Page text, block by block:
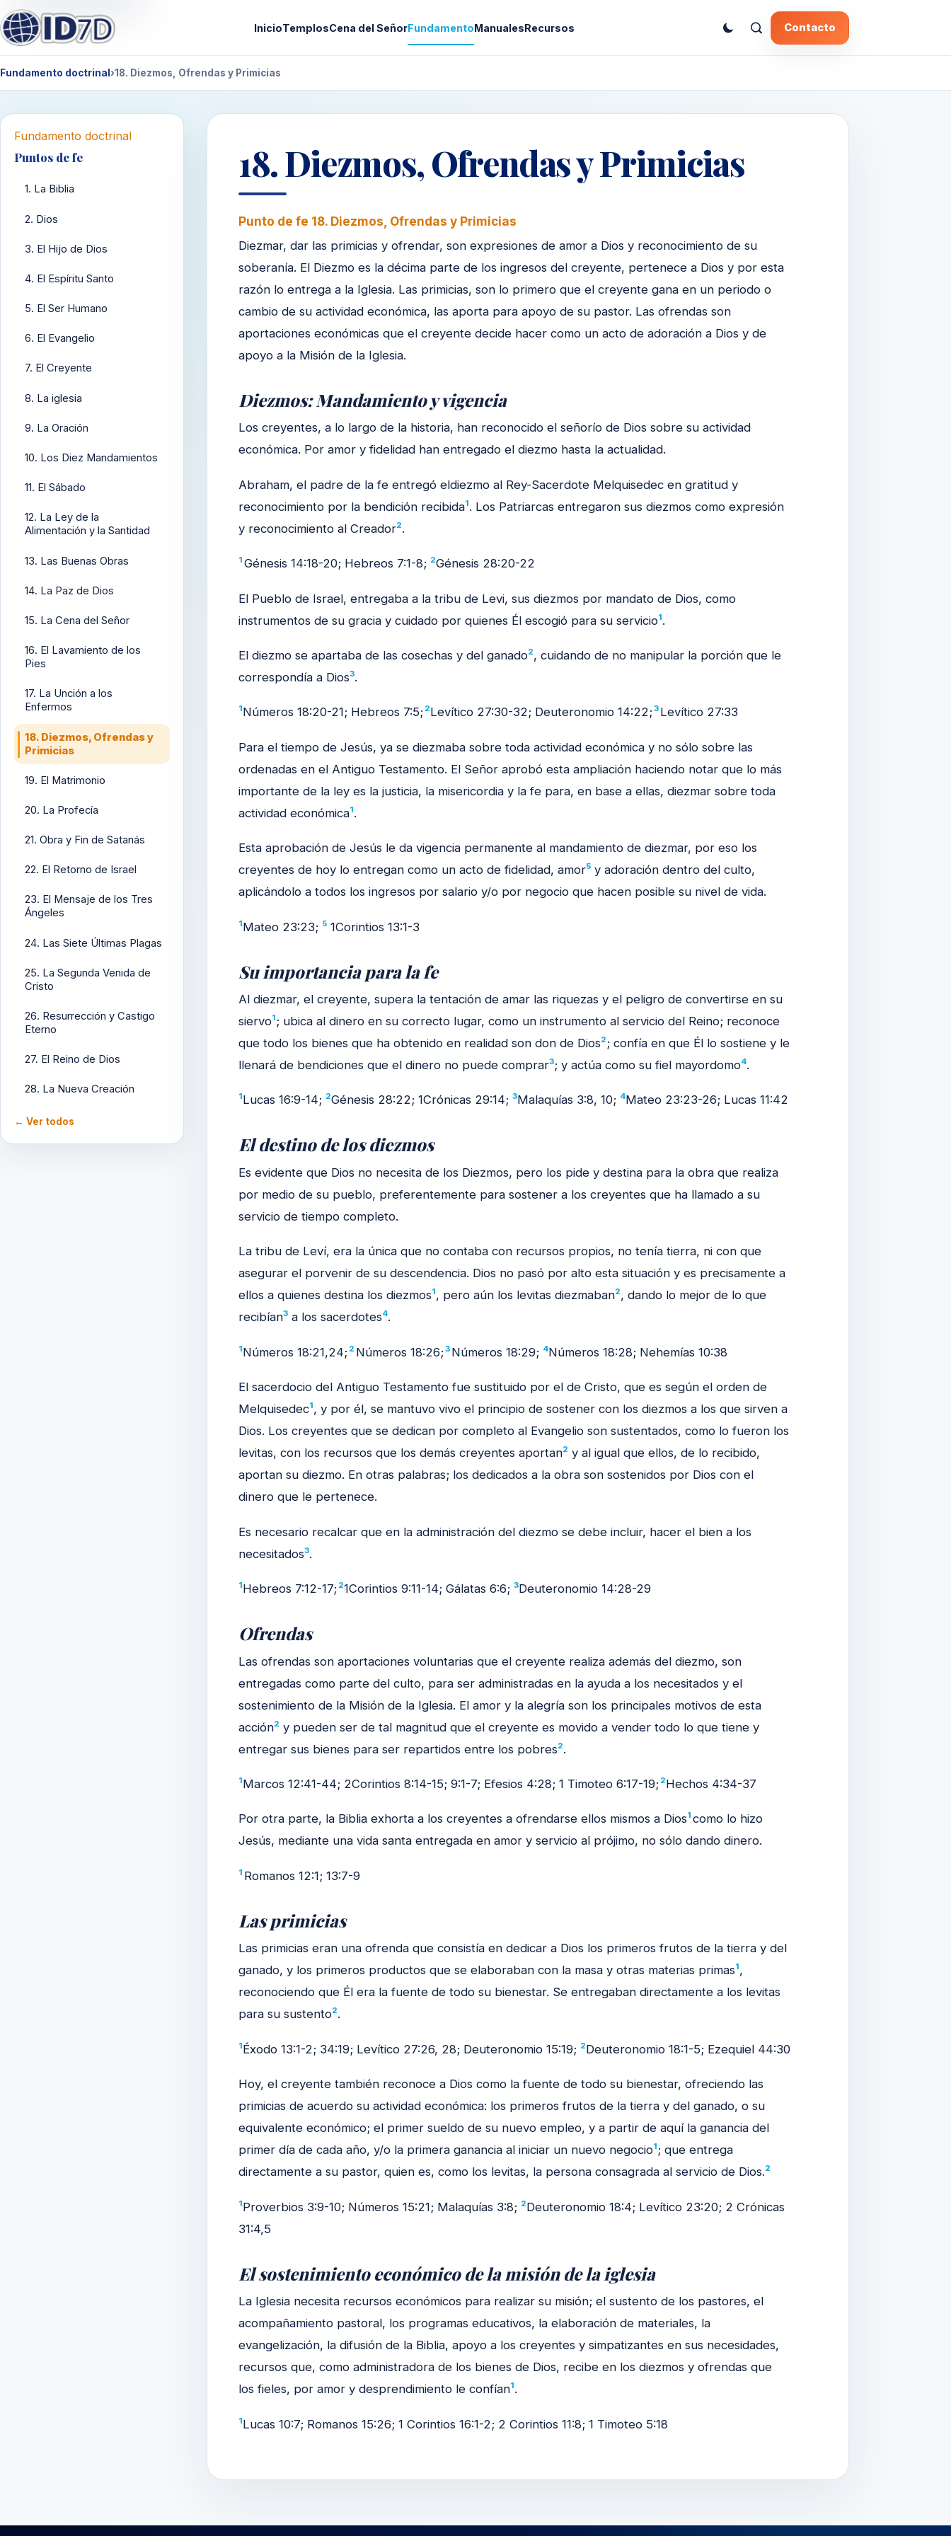
InicioTemplosCena del SeñorFundamentoManualesRecursos Contacto
Fundamento doctrinal›18. Diezmos, Ofrendas y Primicias
Fundamento doctrinal
Puntos de fe
1. La Biblia
2. Dios
3. El Hijo de Dios
4. El Espíritu Santo
5. El Ser Humano
6. El Evangelio
7. El Creyente
8. La iglesia
9. La Oración
10. Los Diez Mandamientos
11. El Sábado
12. La Ley de la
Alimentación y la Santidad
13. Las Buenas Obras
14. La Paz de Dios
15. La Cena del Señor
16. El Lavamiento de los
Pies
17. La Unción a los
Enfermos
18. Diezmos, Ofrendas y
Primicias
19. El Matrimonio
20. La Profecía
21. Obra y Fin de Satanás
22. El Retorno de Israel
23. El Mensaje de los Tres
Ángeles
24. Las Siete Últimas Plagas
25. La Segunda Venida de
Cristo
26. Resurrección y Castigo
Eterno
27. El Reino de Dios
28. La Nueva Creación
← Ver todos
18. Diezmos, Ofrendas y Primicias
Punto de fe 18. Diezmos, Ofrendas y Primicias
Diezmar, dar las primicias y ofrendar, son expresiones de amor a Dios y reconocimiento de su
soberanía. El Diezmo es la décima parte de los ingresos del creyente, pertenece a Dios y por esta
razón lo entrega a la Iglesia. Las primicias, son lo primero que el creyente gana en un periodo o
cambio de su actividad económica, las aporta para apoyo de su pastor. Las ofrendas son
aportaciones económicas que el creyente decide hacer como un acto de adoración a Dios y de
apoyo a la Misión de la Iglesia.
Diezmos: Mandamiento y vigencia
Los creyentes, a lo largo de la historia, han reconocido el señorío de Dios sobre su actividad
económica. Por amor y fidelidad han entregado el diezmo hasta la actualidad.
Abraham, el padre de la fe entregó eldiezmo al Rey-Sacerdote Melquisedec en gratitud y
reconocimiento por la bendición recibida1. Los Patriarcas entregaron sus diezmos como expresión
y reconocimiento al Creador2.
1 Génesis 14:18-20; Hebreos 7:1-8; 2Génesis 28:20-22
El Pueblo de Israel, entregaba a la tribu de Levi, sus diezmos por mandato de Dios, como
instrumentos de su gracia y cuidado por quienes Él escogió para su servicio1.
El diezmo se apartaba de las cosechas y del ganado2, cuidando de no manipular la porción que le
correspondía a Dios3.
1Números 18:20-21; Hebreos 7:5; 2Levítico 27:30-32; Deuteronomio 14:22; 3 Levítico 27:33
Para el tiempo de Jesús, ya se diezmaba sobre toda actividad económica y no sólo sobre las
ordenadas en el Antiguo Testamento. El Señor aprobó esta ampliación haciendo notar que lo más
importante de la ley es la justicia, la misericordia y la fe para, en base a ellas, diezmar sobre toda
actividad económica1.
Esta aprobación de Jesús le da vigencia permanente al mandamiento de diezmar, por eso los
creyentes de hoy lo entregan como un acto de fidelidad, amor5 y adoración dentro del culto,
aplicándolo a todos los ingresos por salario y/o por negocio que hacen posible su nivel de vida.
1Mateo 23:23; 5 1Corintios 13:1-3
Su importancia para la fe
Al diezmar, el creyente, supera la tentación de amar las riquezas y el peligro de convertirse en su
siervo1 ; ubica al dinero en su correcto lugar, como un instrumento al servicio del Reino; reconoce
que todo los bienes que ha obtenido en realidad son don de Dios2 ; confía en que Él lo sostiene y le
llenará de bendiciones que el dinero no puede comprar3; y actúa como su fiel mayordomo4.
1Lucas 16:9-14; 2Génesis 28:22; 1Crónicas 29:14; 3Malaquías 3:8, 10; 4Mateo 23:23-26; Lucas 11:42
El destino de los diezmos
Es evidente que Dios no necesita de los Diezmos, pero los pide y destina para la obra que realiza
por medio de su pueblo, preferentemente para sostener a los creyentes que ha llamado a su
servicio de tiempo completo.
La tribu de Leví, era la única que no contaba con recursos propios, no tenía tierra, ni con que
asegurar el porvenir de su descendencia. Dios no pasó por alto esta situación y es precisamente a
ellos a quienes destina los diezmos1, pero aún los levitas diezmaban2, dando lo mejor de lo que
recibían3 a los sacerdotes4.
1Números 18:21,24; 2 Números 18:26; 3 Números 18:29; 4Números 18:28; Nehemías 10:38
El sacerdocio del Antiguo Testamento fue sustituido por el de Cristo, que es según el orden de
Melquisedec1, y por él, se mantuvo vivo el principio de sostener con los diezmos a los que sirven a
Dios. Los creyentes que se dedican por completo al Evangelio son sustentados, como lo fueron los
levitas, con los recursos que los demás creyentes aportan2 y al igual que ellos, de lo recibido,
aportan su diezmo. En otras palabras; los dedicados a la obra son sostenidos por Dios con el
dinero que le pertenece.
Es necesario recalcar que en la administración del diezmo se debe incluir, hacer el bien a los
necesitados3.
1Hebreos 7:12-17; 21Corintios 9:11-14; Gálatas 6:6; 3Deuteronomio 14:28-29
Ofrendas
Las ofrendas son aportaciones voluntarias que el creyente realiza además del diezmo, son
entregadas como parte del culto, para ser administradas en la ayuda a los necesitados y el
sostenimiento de la Misión de la Iglesia. El amor y la alegría son los principales motivos de esta
acción2 y pueden ser de tal magnitud que el creyente es movido a vender todo lo que tiene y
entregar sus bienes para ser repartidos entre los pobres2.
1Marcos 12:41-44; 2Corintios 8:14-15; 9:1-7; Efesios 4:28; 1 Timoteo 6:17-19; 2Hechos 4:34-37
Por otra parte, la Biblia exhorta a los creyentes a ofrendarse ellos mismos a Dios1 como lo hizo
Jesús, mediante una vida santa entregada en amor y servicio al prójimo, no sólo dando dinero.
1 Romanos 12:1; 13:7-9
Las primicias
Las primicias eran una ofrenda que consistía en dedicar a Dios los primeros frutos de la tierra y del
ganado, y los primeros productos que se elaboraban con la masa y otras materias primas1,
reconociendo que Él era la fuente de todo su bienestar. Se entregaban directamente a los levitas
para su sustento2.
1Éxodo 13:1-2; 34:19; Levítico 27:26, 28; Deuteronomio 15:19; 2Deuteronomio 18:1-5; Ezequiel 44:30
Hoy, el creyente también reconoce a Dios como la fuente de todo su bienestar, ofreciendo las
primicias de acuerdo su actividad económica: los primeros frutos de la tierra y del ganado, o su
equivalente económico; el primer sueldo de su nuevo empleo, y a partir de aquí la ganancia del
primer día de cada año, y/o la primera ganancia al iniciar un nuevo negocio1 ; que entrega
directamente a su pastor, quien es, como los levitas, la persona consagrada al servicio de Dios.2
1Proverbios 3:9-10; Números 15:21; Malaquías 3:8; 2Deuteronomio 18:4; Levítico 23:20; 2 Crónicas
31:4,5
El sostenimiento económico de la misión de la iglesia
La Iglesia necesita recursos económicos para realizar su misión; el sustento de los pastores, el
acompañamiento pastoral, los programas educativos, la elaboración de materiales, la
evangelización, la difusión de la Biblia, apoyo a los creyentes y simpatizantes en sus necesidades,
recursos que, como administradora de los bienes de Dios, recibe en los diezmos y ofrendas que
los fieles, por amor y desprendimiento le confían1.
1Lucas 10:7; Romanos 15:26; 1 Corintios 16:1-2; 2 Corintios 11:8; 1 Timoteo 5:18